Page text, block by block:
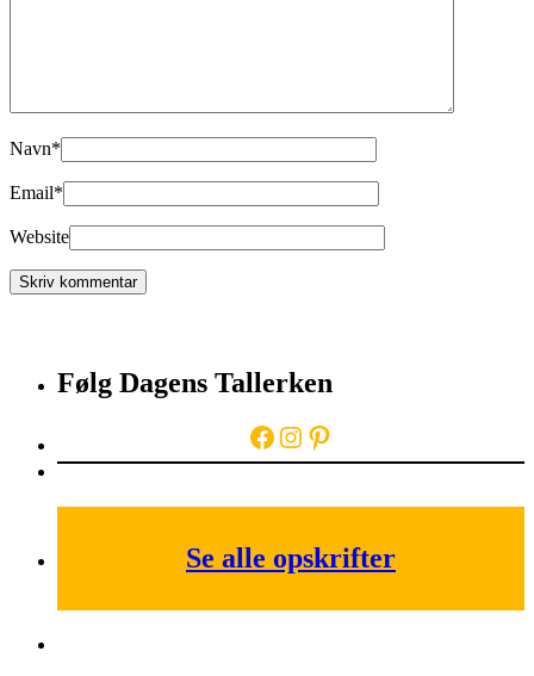
Navn*
Email*
Website
Følg Dagens Tallerken
Facebook
Instagram
Pinterest
Se alle opskrifter